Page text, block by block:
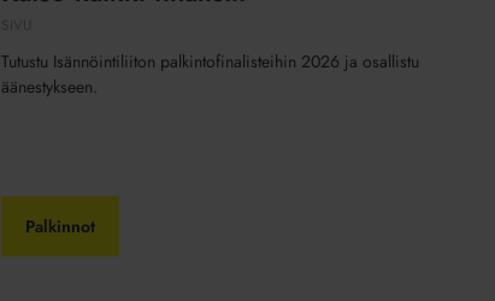
Tutustu Isännöintiliiton palkintofinalisteihin 2026 ja osallistu
äänestykseen.
Palkinnot